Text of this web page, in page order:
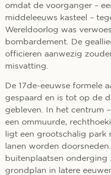
omdat de voorganger –
middeleeuws kasteel –
Wereldoorlog was
bombardement. De
officieren aanwezig
misvatting.
De 17de-eeuwse formele
gespaard en is tot op de
gebleven. In het centrum
een ommuurde,
ligt een grootschalig park
lanen worden
buitenplaatsen onderging
grondplan in latere